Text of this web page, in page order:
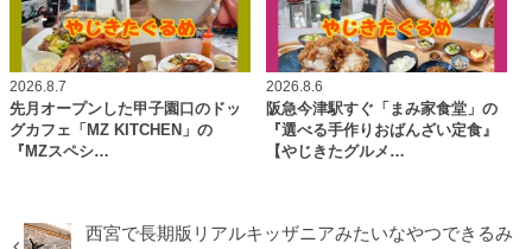
2026.8.7
先月オープンした甲子園口のドッ
グカフェ「MZ KITCHEN」の
『MZスペシ…
2026.8.6
阪急今津駅すぐ「まみ家食堂」の
『選べる手作りおばんざい定食』
【やじきたグルメ…
西宮で長期版リアルキッザニアみたいなやつできるみ